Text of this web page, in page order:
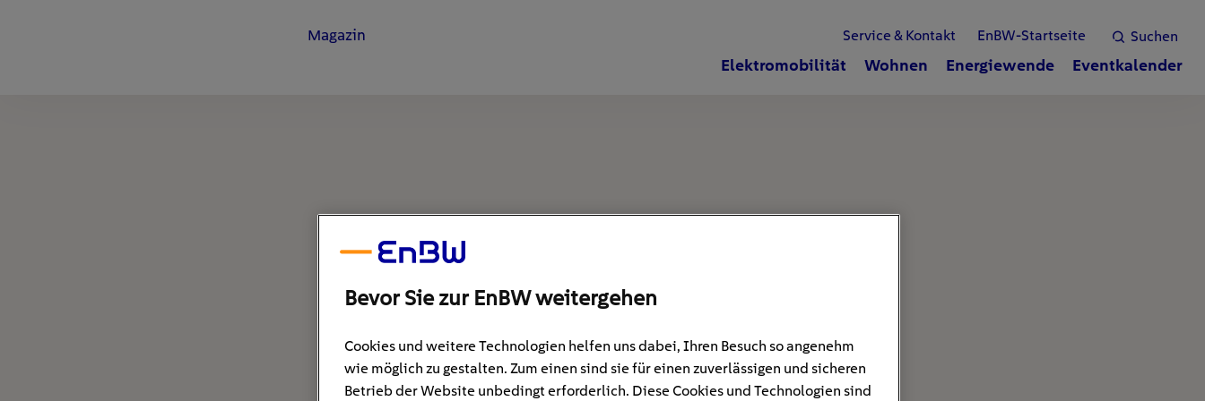
Magazin Suchen
Service & Kontakt EnBW-Startseite
Elektromobilität Wohnen Energiewende Eventkalender
Bevor Sie zur EnBW weitergehen
Cookies und weitere Technologien helfen uns dabei, Ihren Besuch so angenehm
wie möglich zu gestalten. Zum einen sind sie für einen zuverlässigen und sicheren
Betrieb der Website unbedingt erforderlich. Diese Cookies und Technologien sind